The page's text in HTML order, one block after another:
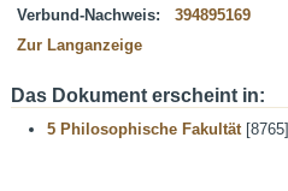
Verbund-Nachweis:
394895169
Zur Langanzeige
Das Dokument erscheint in:
5 Philosophische Fakultät[8765]